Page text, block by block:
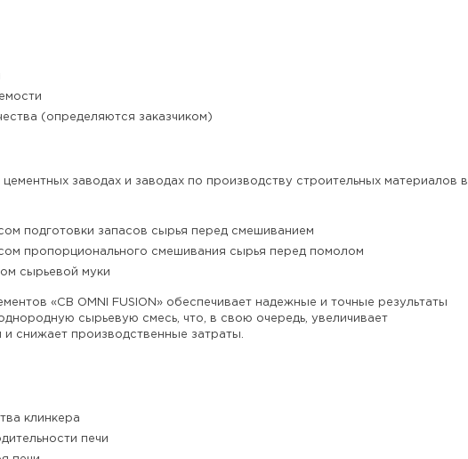
(определяются заказчиком)
заводах и заводах по производству строительных материалов в
подготовки запасов сырья перед смешиванием
пропорционального смешивания сырья перед помолом
сырьевой муки
«CB OMNI FUSION» обеспечивает надежные и точные результаты
сырьевую смесь, что, в свою очередь, увеличивает
и снижает производственные затраты.
клинкера
печи